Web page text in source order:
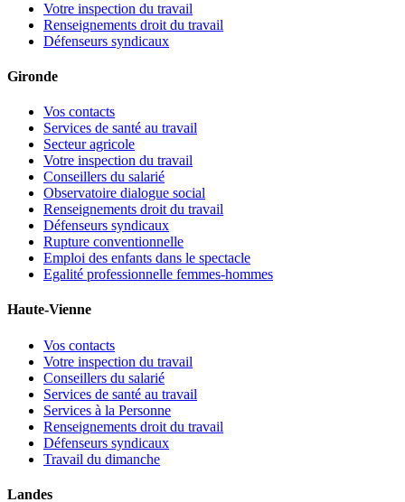
Votre inspection du travail
Renseignements droit du travail
Défenseurs syndicaux
Gironde
Vos contacts
Services de santé au travail
Secteur agricole
Votre inspection du travail
Conseillers du salarié
Observatoire dialogue social
Renseignements droit du travail
Défenseurs syndicaux
Rupture conventionnelle
Emploi des enfants dans le spectacle
Egalité professionnelle femmes-hommes
Haute-Vienne
Vos contacts
Votre inspection du travail
Conseillers du salarié
Services de santé au travail
Services à la Personne
Renseignements droit du travail
Défenseurs syndicaux
Travail du dimanche
Landes